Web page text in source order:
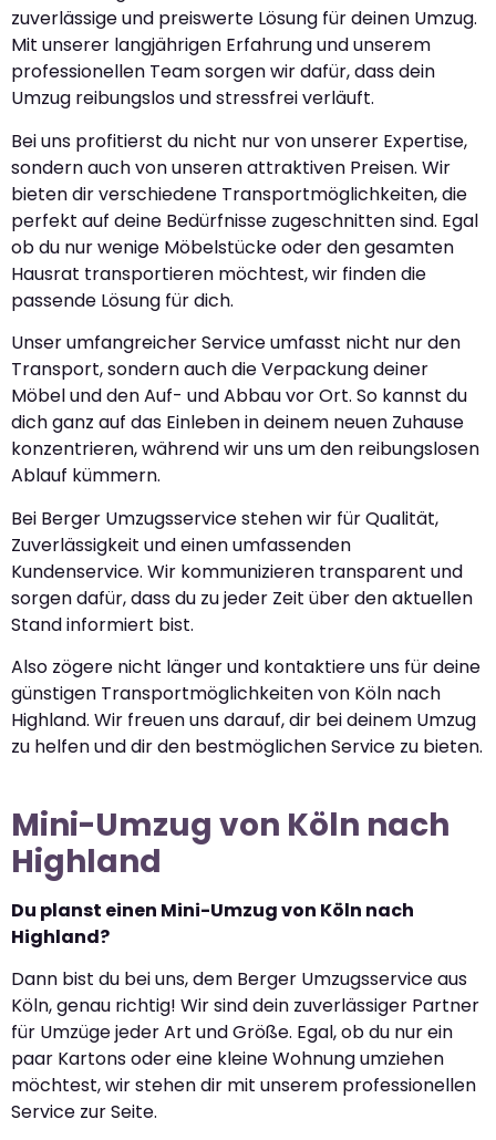
zuverlässige und preiswerte Lösung für deinen Umzug.
Mit unserer langjährigen Erfahrung und unserem
professionellen Team sorgen wir dafür, dass dein
Umzug reibungslos und stressfrei verläuft.
Bei uns profitierst du nicht nur von unserer Expertise,
sondern auch von unseren attraktiven Preisen. Wir
bieten dir verschiedene Transportmöglichkeiten, die
perfekt auf deine Bedürfnisse zugeschnitten sind. Egal
ob du nur wenige Möbelstücke oder den gesamten
Hausrat transportieren möchtest, wir finden die
passende Lösung für dich.
Unser umfangreicher Service umfasst nicht nur den
Transport, sondern auch die Verpackung deiner
Möbel und den Auf- und Abbau vor Ort. So kannst du
dich ganz auf das Einleben in deinem neuen Zuhause
konzentrieren, während wir uns um den reibungslosen
Ablauf kümmern.
Bei Berger Umzugsservice stehen wir für Qualität,
Zuverlässigkeit und einen umfassenden
Kundenservice. Wir kommunizieren transparent und
sorgen dafür, dass du zu jeder Zeit über den aktuellen
Stand informiert bist.
Also zögere nicht länger und kontaktiere uns für deine
günstigen Transportmöglichkeiten von Köln nach
Highland. Wir freuen uns darauf, dir bei deinem Umzug
zu helfen und dir den bestmöglichen Service zu bieten.
Mini-Umzug von Köln nach
Highland
Du planst einen Mini-Umzug von Köln nach
Highland?
Dann bist du bei uns, dem Berger Umzugsservice aus
Köln, genau richtig! Wir sind dein zuverlässiger Partner
für Umzüge jeder Art und Größe. Egal, ob du nur ein
paar Kartons oder eine kleine Wohnung umziehen
möchtest, wir stehen dir mit unserem professionellen
Service zur Seite.